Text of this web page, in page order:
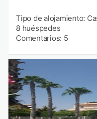
Tipo de alojamiento:
8 huéspedes
Comentarios: 5